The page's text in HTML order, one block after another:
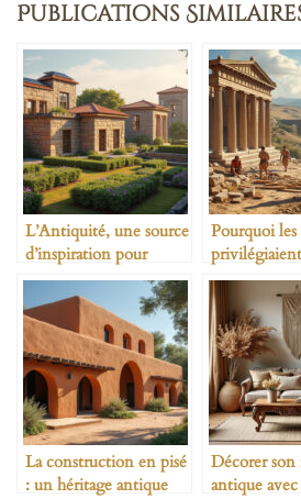
Publications
L’Antiquité, une source
d’inspiration pour
l’habitat durable
Pourquoi
matériaux
La construction en pisé
: un héritage antique
Décorer
antique avec